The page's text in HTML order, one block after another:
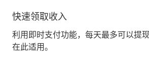
快速领取收入
利用即时支付功能，每天最多可以提
在此适用。